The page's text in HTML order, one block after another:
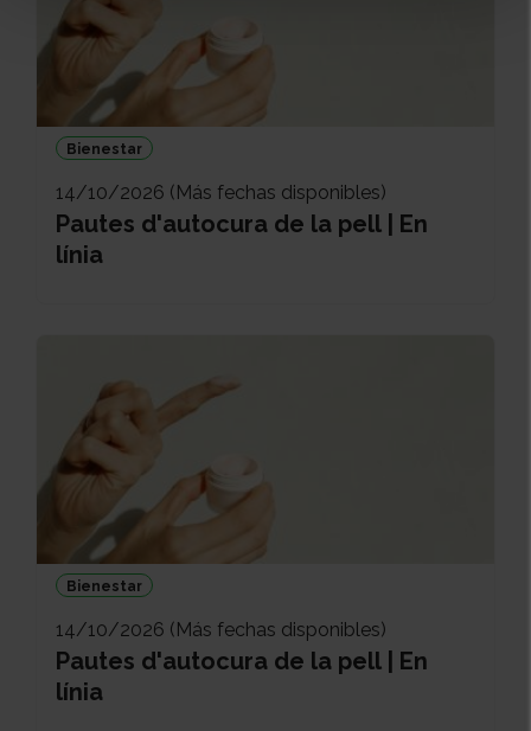
Bienestar
14/10/2026 (Más fechas disponibles)
Pautes d'autocura de la pell | En
línia
Bienestar
14/10/2026 (Más fechas disponibles)
Pautes d'autocura de la pell | En
línia